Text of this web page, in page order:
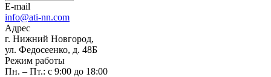
E-mail
info@ati-nn.com
Адрес
г. Нижний Новгород,
ул. Федосеенко, д. 48Б
Режим работы
Пн. – Пт.: с 9:00 до 18:00